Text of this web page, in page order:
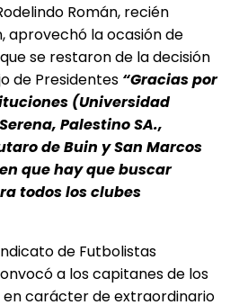
Román, recién
aprovechó la ocasión de
se restaron de la decisión
de Presidentes “Gracias por
(Universidad
Palestino SA.,
de Buin y San Marcos
que hay que buscar
todos los clubes
de Futbolistas
a los capitanes de los
en carácter de extraordinario